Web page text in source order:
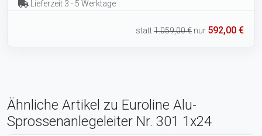
Lieferzeit 3 - 5 Werktage
statt1.059,00 € nur 592,00 €
Ähnliche Artikel zu Euroline Alu-
Sprossenanlegeleiter Nr. 301 1x24